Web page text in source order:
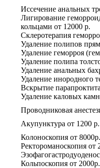
Иссечение анальных
Лигирование
кольцами от 12000 р.
Склеротерапия
Удаление полипов
Удаление геморроя
Удаление полипа
Удаление анальных
Удаление инородного
Вскрытие парапроктита
Удаление каловых
Проводниковая
Акупунктура от 1200 р.
Колоноскопия от 8000р.
Ректороманоскопия от
Кольпоскопия от 2000р.